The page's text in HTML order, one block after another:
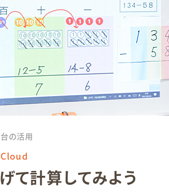
の活用
て計算してみよう